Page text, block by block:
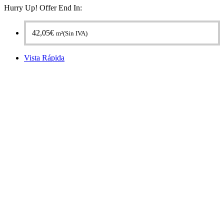
Hurry Up! Offer End In:
42,05€ m²(Sin IVA)
Vista Rápida